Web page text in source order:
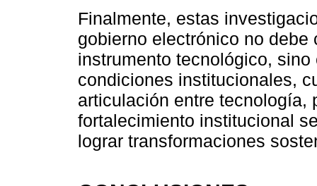
Finalmente, estas
gobierno electrónico no
instrumento tecnológico,
condiciones institucionales,
articulación entre tecnología,
fortalecimiento institucional
lograr transformaciones